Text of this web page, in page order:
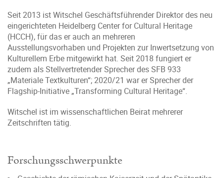
Seit 2013 ist Witschel Geschäftsführender Direktor des neu
eingerichteten Heidelberg Center for Cultural Heritage
(HCCH), für das er auch an mehreren
Ausstellungsvorhaben und Projekten zur Inwertsetzung von
Kulturellem Erbe mitgewirkt hat. Seit 2018 fungiert er
zudem als Stellvertretender Sprecher des SFB 933
„Materiale Textkulturen“; 2020/21 war er Sprecher der
Flagship-Initiative „Transforming Cultural Heritage“.
Witschel ist im wissenschaftlichen Beirat mehrerer
Zeitschriften tätig.
Forschungsschwerpunkte